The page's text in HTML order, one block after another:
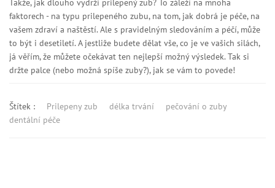
Takže, jak dlouho vydrží prilepený zub? To záleží na mnoha
faktorech - na typu prilepeného zubu, na tom, jak dobrá je péče, na
vašem zdraví a naštěstí. Ale s pravidelným sledováním a péčí, může
to být i desetiletí. A jestliže budete dělat vše, co je ve vašich silách,
já věřím, že můžete očekávat ten nejlepší možný výsledek. Tak si
držte palce (nebo možná spíše zuby?), jak se vám to povede!
Štítek : Prilepeny zub délka trvání
pečování o zuby
dentální péče